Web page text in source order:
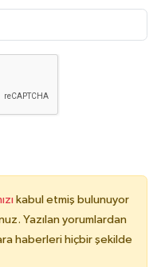
kabul etmiş bulunuyor
Yazılan yorumlardan
haberleri hiçbir şekilde